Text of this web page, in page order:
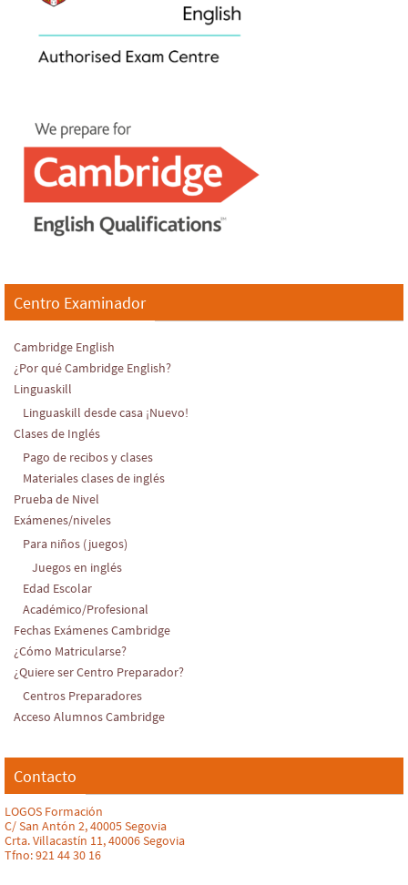
Centro Examinador
Cambridge English
¿Por qué Cambridge English?
Linguaskill
Linguaskill desde casa ¡Nuevo!
Clases de Inglés
Pago de recibos y clases
Materiales clases de inglés
Prueba de Nivel
Exámenes/niveles
Para niños (juegos)
Juegos en inglés
Edad Escolar
Académico/Profesional
Fechas Exámenes Cambridge
¿Cómo Matricularse?
¿Quiere ser Centro Preparador?
Centros Preparadores
Acceso Alumnos Cambridge
Contacto
LOGOS Formación
C/ San Antón 2, 40005 Segovia
Crta. Villacastín 11, 40006 Segovia
Tfno: 921 44 30 16